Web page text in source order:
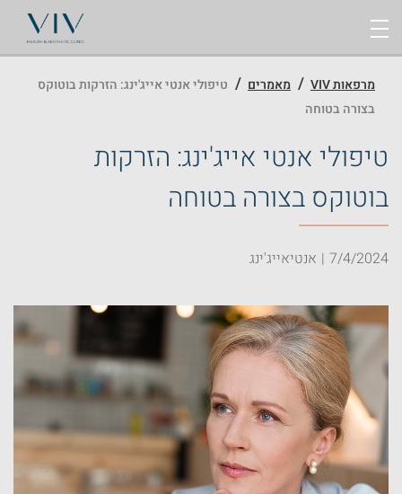
content
מרפאות VIV / מאמרים / טיפולי אנטי אייג'ינג: הזרקות בוטוקס
בצורה בטוחה
טיפולי אנטי אייג'ינג: הזרקות
בוטוקס בצורה בטוחה
7/4/2024 אנטיאייג'ינג